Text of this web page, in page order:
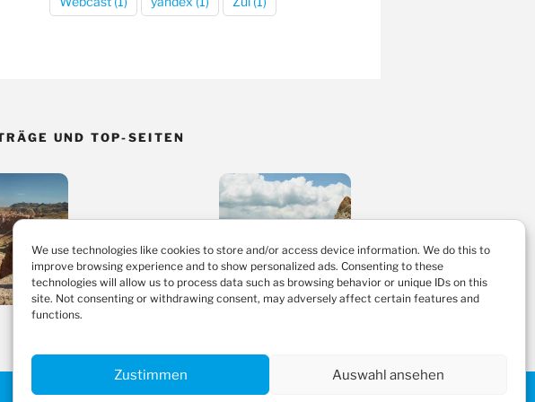
We use technologies like cookies to store and/or access device information. We do this to
improve browsing experience and to show personalized ads. Consenting to these
technologies will allow us to process data such as browsing behavior or unique IDs on this
site. Not consenting or withdrawing consent, may adversely affect certain features and
functions.
Zustimmen Auswahl ansehen
UND TOP-SEITEN